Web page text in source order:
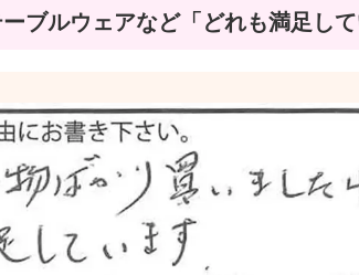
ブルウェアなど「どれも満足して